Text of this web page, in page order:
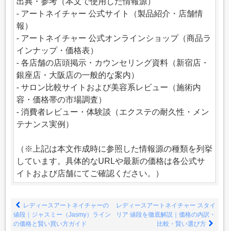
- アートネイチャー 公式サイト（製品紹介・店舗情
報）
- アートネイチャー 公式オンラインショップ（商品ラ
インナップ・価格表）
- 各店舗の店頭掲示・カウンセリング資料（新宿店・
銀座店・大阪店の一般的な案内）
- サロン比較サイトおよび美容系レビュー（施術内
容・価格帯の市場調査）
- 消費者レビュー・体験談（エクステの耐久性・メン
テナンス実例）
（※上記は本文作成時に参照した情報源の種類を列挙
しています。具体的なURLや最新の価格は各公式サ
イトおよび店舗にてご確認ください。）
レディースアートネイチャーの
値段｜ジャスミー（Jasmy）ライン
の価格と賢い買い方ガイド
レディースアートネイチャー スタイ
リア 値段を徹底解説｜価格の内訳・
比較・賢い選び方